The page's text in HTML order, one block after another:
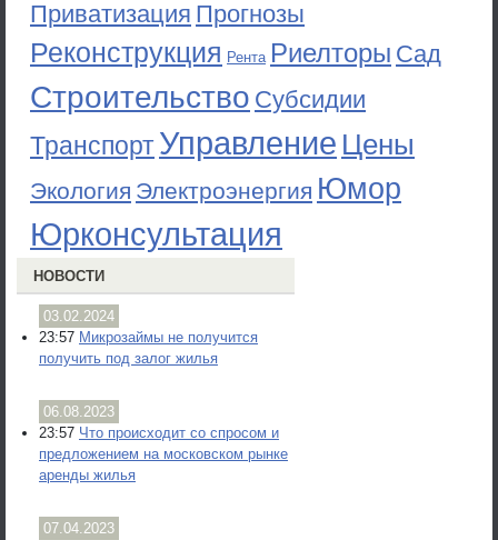
Приватизация Прогнозы
Реконструкция Рента Риелторы Сад
Строительство Субсидии
ТранспортУправление Цены
Экология Электроэнергия Юмор
Юрконсультация
НОВОСТИ
03.02.2024
23:57 Микрозаймы не получится
получить под залог жилья
06.08.2023
23:57 Что происходит со спросом и
предложением на московском рынке
аренды жилья
07.04.2023